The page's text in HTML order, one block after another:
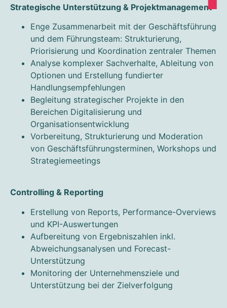
Strategische Unterstützung & Projektmanagement
Enge Zusammenarbeit mit der Geschäftsführung
und dem Führungsteam: Strukturierung,
Priorisierung und Koordination zentraler Themen
Analyse komplexer Sachverhalte, Ableitung von
Optionen und Erstellung fundierter
Handlungsempfehlungen
Begleitung strategischer Projekte in den
Bereichen Digitalisierung und
Organisationsentwicklung
Vorbereitung, Strukturierung und Moderation
von Geschäftsführungsterminen, Workshops und
Strategiemeetings
Controlling & Reporting
Erstellung von Reports, Performance-Overviews
und KPI-Auswertungen
Aufbereitung von Ergebniszahlen inkl.
Abweichungsanalysen und Forecast-
Unterstützung
Monitoring der Unternehmensziele und
Unterstützung bei der Zielverfolgung